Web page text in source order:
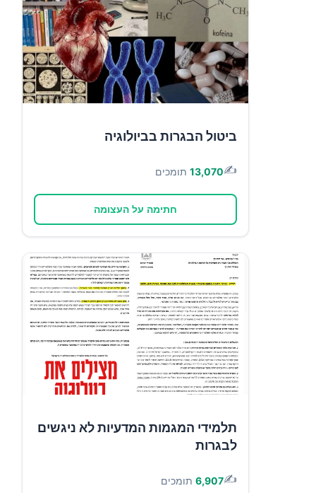
ביטול הבגרות בביולוגיה
✍️
13,070 תומכים
חתימה על העצומה
תלמידי המגמות המדעיות לא ניגשים
לבגרות
✍️
6,907 תומכים